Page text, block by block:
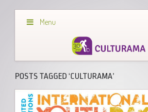
Menu
POSTS TAGGED ‘CULTURAMA’